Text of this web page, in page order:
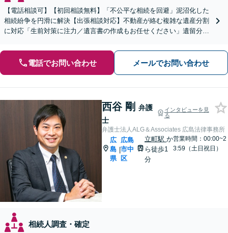
【電話相談可】【初回相談無料】「不公平な相続を回避」泥沼化した
相続紛争を円滑に解決【出張相談対応】不動産が絡む複雑な遺産分割
に対応「生前対策に注力／遺言書の作成もお任せください」遺留分侵
電話でお問い合わせ メールでお問い合わせ
西谷 剛 弁護
士
インタビューを見
る
弁護士法人ALG＆Associates 広島法律事務所
広
島
県
|
広島
市中
区
立町駅か
ら徒歩1
分
営業時間：00:00~2
3:59（土日祝日）
相続人調査・確定